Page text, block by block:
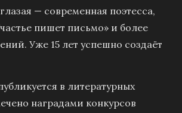
— современная поэтесса,
пишет письмо» и более
Уже 15 лет успешно создаёт
в литературных
наградами конкурсов